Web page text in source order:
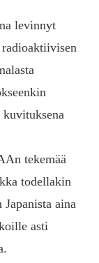
levinnyt
kuvituksena
tekemää
todellakin
aina
asti